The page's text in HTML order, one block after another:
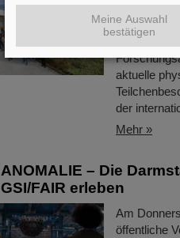
Rund 110
den 23.
Morning
aktuelle
der
Mehr »
ANOMALIE – Die
GSI/FAIR erleben
Am
öffentliche
Meine Auswahl
bestätigen